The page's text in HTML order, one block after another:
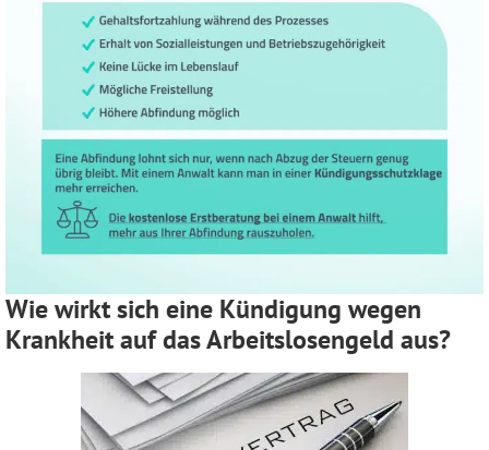
Wie wirkt sich eine Kündigung wegen
Krankheit auf das Arbeitslosengeld aus?